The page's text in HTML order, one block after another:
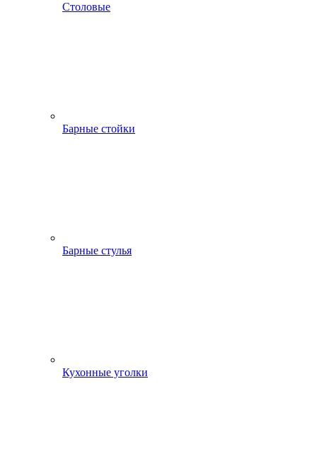
Столовые
Барные стойки
Барные стулья
Кухонные уголки